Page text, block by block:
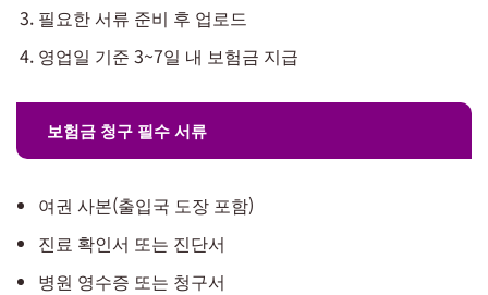
필요한 서류 준비 후 업로드
영업일 기준 3~7일 내 보험금 지급
보험금 청구 필수 서류
여권 사본(출입국 도장 포함)
진료 확인서 또는 진단서
병원 영수증 또는 청구서